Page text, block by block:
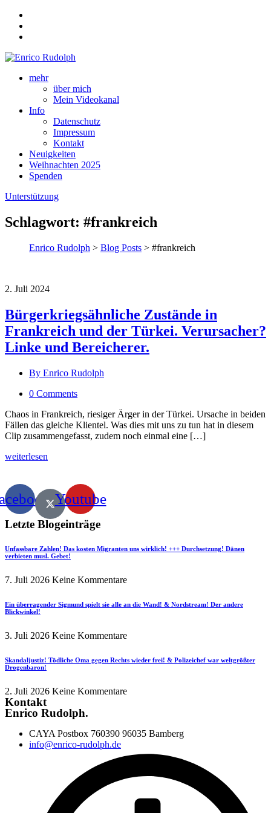
mehr
über mich
Mein Videokanal
Info
Datenschutz
Impressum
Kontakt
Neuigkeiten
Weihnachten 2025
Spenden
Unterstützung
Schlagwort: #frankreich
Enrico Rudolph > Blog Posts > #frankreich
2. Juli 2024
Bürgerkriegsähnliche Zustände in
Frankreich und der Türkei. Verursacher?
Linke und Bereicherer.
By Enrico Rudolph
0 Comments
Chaos in Frankreich, riesiger Ärger in der Türkei. Ursache in beiden
Fällen das gleiche Klientel. Was dies mit uns zu tun hat in diesem
Clip zusammengefasst, zudem noch einmal eine […]
weiterlesen
Youtube
Letzte Blogeinträge
Unfassbare Zahlen! Das kosten Migranten uns wirklich! +++ Durchsetzung! Dänen
verbieten musl. Gebet!
7. Juli 2026 Keine Kommentare
Ein überragender Sigmund spielt sie alle an die Wand! & Nordstream! Der andere
Blickwinkel!
3. Juli 2026 Keine Kommentare
Skandaljustiz! Tödliche Oma gegen Rechts wieder frei! & Polizeichef war weltgrößter
Drogenbaron!
2. Juli 2026 Keine Kommentare
Kontakt
Enrico Rudolph.
CAYA Postbox 760390 96035 Bamberg
info@enrico-rudolph.de